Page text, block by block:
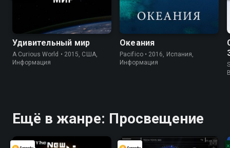
Удивительный мир
A Curious World • 2015, США,
Информация
Океания
Pacifico • 2016, Испания,
Информация
Ещё в жанре: Просвещение